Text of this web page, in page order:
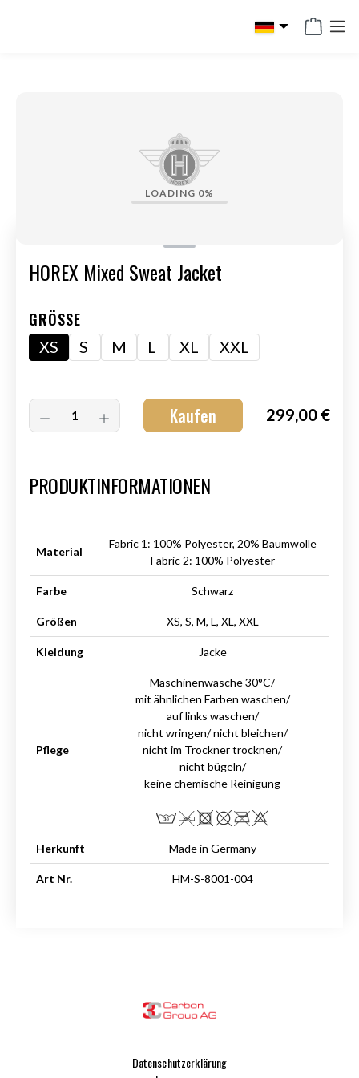
LOADING 0%
HOREX Mixed Sweat Jacket
GRÖSSE
XS S M L XL XXL
Kaufen 299,00 €
PRODUKTINFORMATIONEN
Material
Fabric 1: 100% Polyester, 20% Baumwolle
Fabric 2: 100% Polyester
Farbe Schwarz
Größen XS, S, M, L, XL, XXL
Kleidung Jacke
Pflege
Maschinenwäsche 30°C/
mit ähnlichen Farben waschen/
auf links waschen/
nicht wringen/ nicht bleichen/
nicht im Trockner trocknen/
nicht bügeln/
keine chemische Reinigung
Herkunft Made in Germany
Art Nr. HM-S-8001-004
Datenschutzerklärung